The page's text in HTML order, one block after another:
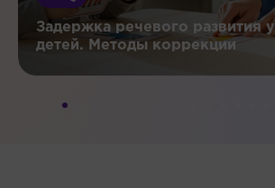
Задержка речевого развития у
детей. Методы коррекции